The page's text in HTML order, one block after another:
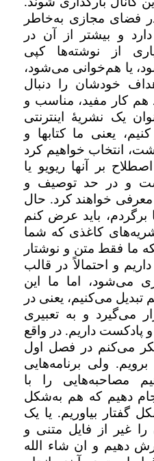
فضای مجازی به‌خاطر
و بیشتر از آن در
از نوشته‌ها کپی
یا هم‌خوانی می‌شود،
خودشان را دنبال
هم کار مفید، مناسب و
یک نشریۀ اینترنتی
یعنی ما کتابها و
انتخاب خواهیم کرد
بر آنها ریویو یا
و در حد توصیف و
معرفی خواهند کرد. حال
باید عرض کنم
کاغذی که شما
ما فقط متن و نوشتار
و احتمالاً در قالب
می‌شود، اما ما این
می‌کنیم، یعنی در
می‌گیرد و به تعبیری
داریم. در واقع
فکر می‌کنم در فصل اول
برویم. ولی برنامه‌هایی
مصاحبه‌هایی را با
دهیم که هم به‌شکل
گفتار بیاوریم. یا یک
را غیر از فایل متنی و
دهیم و ان شاء الله